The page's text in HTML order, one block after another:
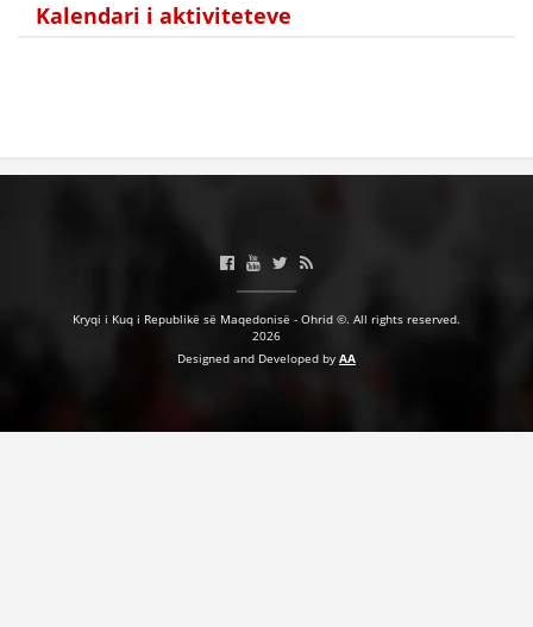
Kalendari i aktiviteteve
Kryqi i Kuq i Republikë së Maqedonisë - Ohrid ©. All rights reserved.
2026
Designed and Developed by AA